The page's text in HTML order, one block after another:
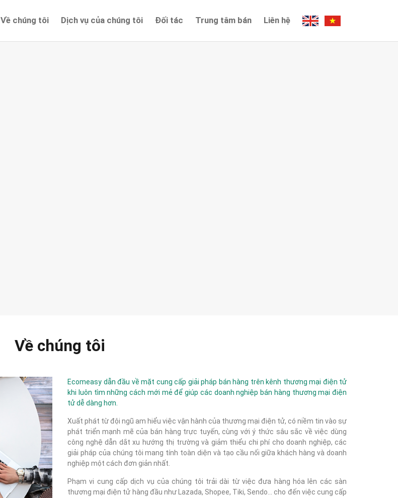
Về chúng tôi Dịch vụ của chúng tôi Đối tác Trung tâm bán Liên hệ
Về chúng tôi
Ecomeasy dẫn đầu về mặt cung cấp giải pháp bán hàng trên kênh thương mại điện tử
khi luôn tìm những cách mới mẻ để giúp các doanh nghiệp bán hàng thương mại điện
tử dễ dàng hơn.
Xuất phát từ đội ngũ am hiểu việc vận hành của thương mại điện tử, có niềm tin vào sự
phát triển mạnh mẽ của bán hàng trực tuyến, cùng với ý thức sâu sắc về việc dùng
công nghệ dẫn dắt xu hướng thị trường và giảm thiểu chi phí cho doanh nghiệp, các
giải pháp của chúng tôi mang tính toàn diện và tạo cầu nối giữa khách hàng và doanh
nghiệp một cách đơn giản nhất.
Phạm vi cung cấp dịch vụ của chúng tôi trải dài từ việc đưa hàng hóa lên các sàn
thương mại điện tử hàng đầu như Lazada, Shopee, Tiki, Sendo... cho đến việc cung cấp